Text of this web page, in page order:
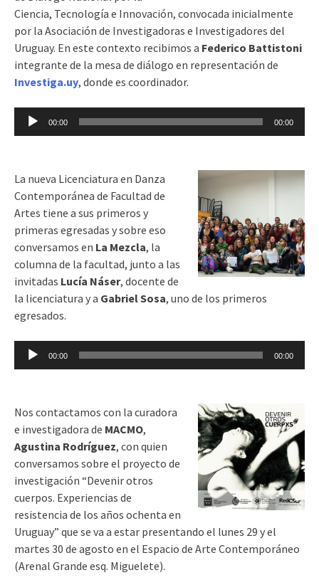
Ciencia, Tecnología e Innovación, convocada inicialmente
por la Asociación de Investigadoras e Investigadores del
Uruguay. En este contexto recibimos a Federico Battistoni
integrante de la mesa de diálogo en representación de
Investiga.uy, donde es coordinador.
Reproductor
00:00 00:00
La nueva Licenciatura en Danza
Contemporánea de Facultad de
Artes tiene a sus primeros y
primeras egresadas y sobre eso
conversamos en La Mezcla, la
columna de la facultad, junto a las
invitadas Lucía Náser, docente de
la licenciatura y a Gabriel Sosa, uno de los primeros
egresados.
Reproductor
00:00 00:00
Nos contactamos con la curadora
e investigadora de MACMO,
Agustina Rodríguez, con quien
conversamos sobre el proyecto de
investigación “Devenir otros
cuerpos. Experiencias de
resistencia de los años ochenta en
Uruguay” que se va a estar presentando el lunes 29 y el
martes 30 de agosto en el Espacio de Arte Contemporáneo
(Arenal Grande esq. Miguelete).